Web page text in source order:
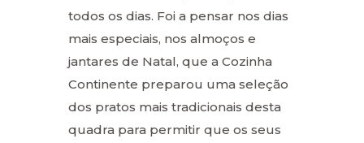
todos os dias. Foi a pensar nos dias
mais especiais, nos almoços e
jantares de Natal, que a Cozinha
Continente preparou uma seleção
dos pratos mais tradicionais desta
quadra para permitir que os seus